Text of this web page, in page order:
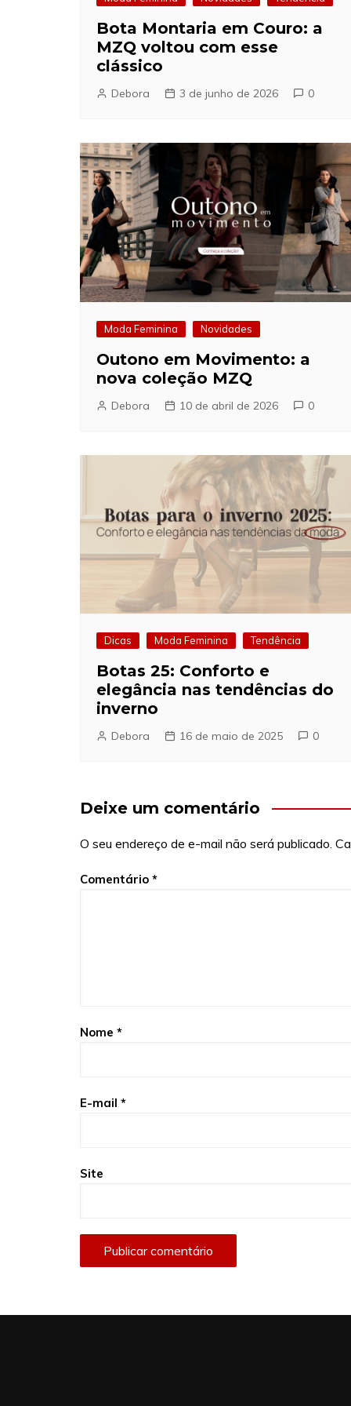
Bota Montaria em Couro: a
MZQ voltou com esse
clássico
Debora 3 de junho de 2026 0
Moda Feminina Novidades
Outono em Movimento: a
nova coleção MZQ
Debora 10 de abril de 2026 0
Dicas Moda Feminina Tendência
Botas 25: Conforto e
elegância nas tendências do
inverno
Debora 16 de maio de 2025 0
Deixe um comentário
O seu endereço de e-mail não será publicado.
Comentário *
Nome *
E-mail *
Site